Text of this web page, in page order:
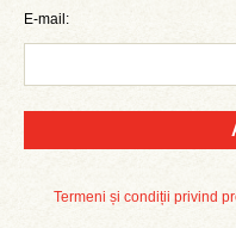
E-mail:
Termeni și condiții privind